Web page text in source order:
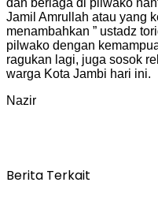
Jamil Amrullah atau yang
menambahkan ” ustadz
pilwako dengan
ragukan lagi, juga sosok
warga Kota Jambi hari ini.
Nazir
Berita Terkait